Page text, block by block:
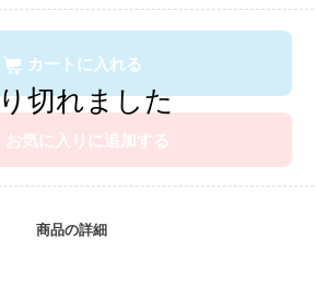
カートに入れる
お気に入りに追加する
商品の詳細